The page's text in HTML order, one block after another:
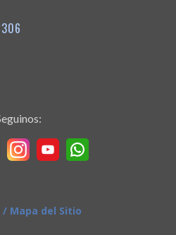
/ Mapa del Sitio